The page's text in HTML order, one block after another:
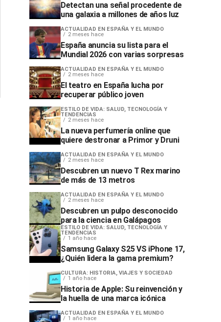
Detectan una señal procedente de
una galaxia a millones de años luz
ACTUALIDAD EN ESPAÑA Y EL MUNDO
2 meses hace
España anuncia su lista para el
Mundial 2026 con varias sorpresas
ACTUALIDAD EN ESPAÑA Y EL MUNDO
2 meses hace
El teatro en España lucha por
recuperar público joven
ESTILO DE VIDA: SALUD, TECNOLOGÍA Y
TENDENCIAS
2 meses hace
La nueva perfumería online que
quiere destronar a Primor y Druni
ACTUALIDAD EN ESPAÑA Y EL MUNDO
2 meses hace
Descubren un nuevo T Rex marino
de más de 13 metros
ACTUALIDAD EN ESPAÑA Y EL MUNDO
2 meses hace
Descubren un pulpo desconocido
para la ciencia en Galápagos
ESTILO DE VIDA: SALUD, TECNOLOGÍA Y
TENDENCIAS
1 año hace
Samsung Galaxy S25 VS iPhone 17,
¿Quién lidera la gama premium?
CULTURA: HISTORIA, VIAJES Y SOCIEDAD
1 año hace
Historia de Apple: Su reinvención y
la huella de una marca icónica
ACTUALIDAD EN ESPAÑA Y EL MUNDO
1 año hace